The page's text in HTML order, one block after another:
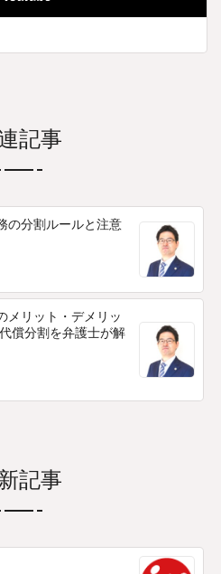
記事
の分割ルールと注意
メリット・デメリッ
償分割を弁護士が解
記事